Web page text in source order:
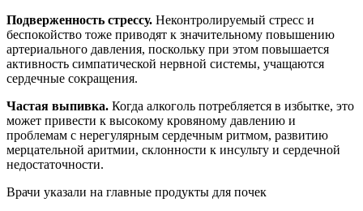
Подверженность стрессу. Неконтролируемый стресс и
беспокойство тоже приводят к значительному повышению
артериального давления, поскольку при этом повышается
активность симпатической нервной системы, учащаются
сердечные сокращения.
Частая выпивка. Когда алкоголь потребляется в избытке, это
может привести к высокому кровяному давлению и
проблемам с нерегулярным сердечным ритмом, развитию
мерцательной аритмии, склонности к инсульту и сердечной
недостаточности.
Врачи указали на главные продукты для почек